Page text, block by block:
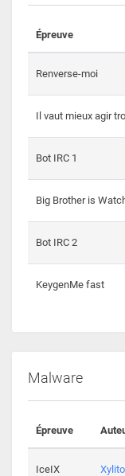
Épreuve
Renverse-moi
Il vaut mieux agir
Bot IRC 1
Big Brother is
Bot IRC 2
KeygenMe fast
Malware
Épreuve
IceIX